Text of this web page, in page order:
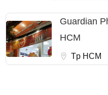
Guardian
HCM
Tp HCM